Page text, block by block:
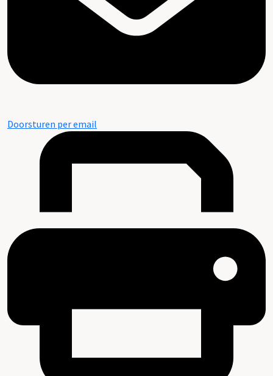
Doorsturen per email